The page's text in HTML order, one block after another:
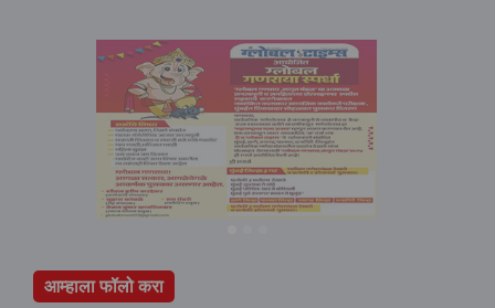
आम्हाला फॉलो करा